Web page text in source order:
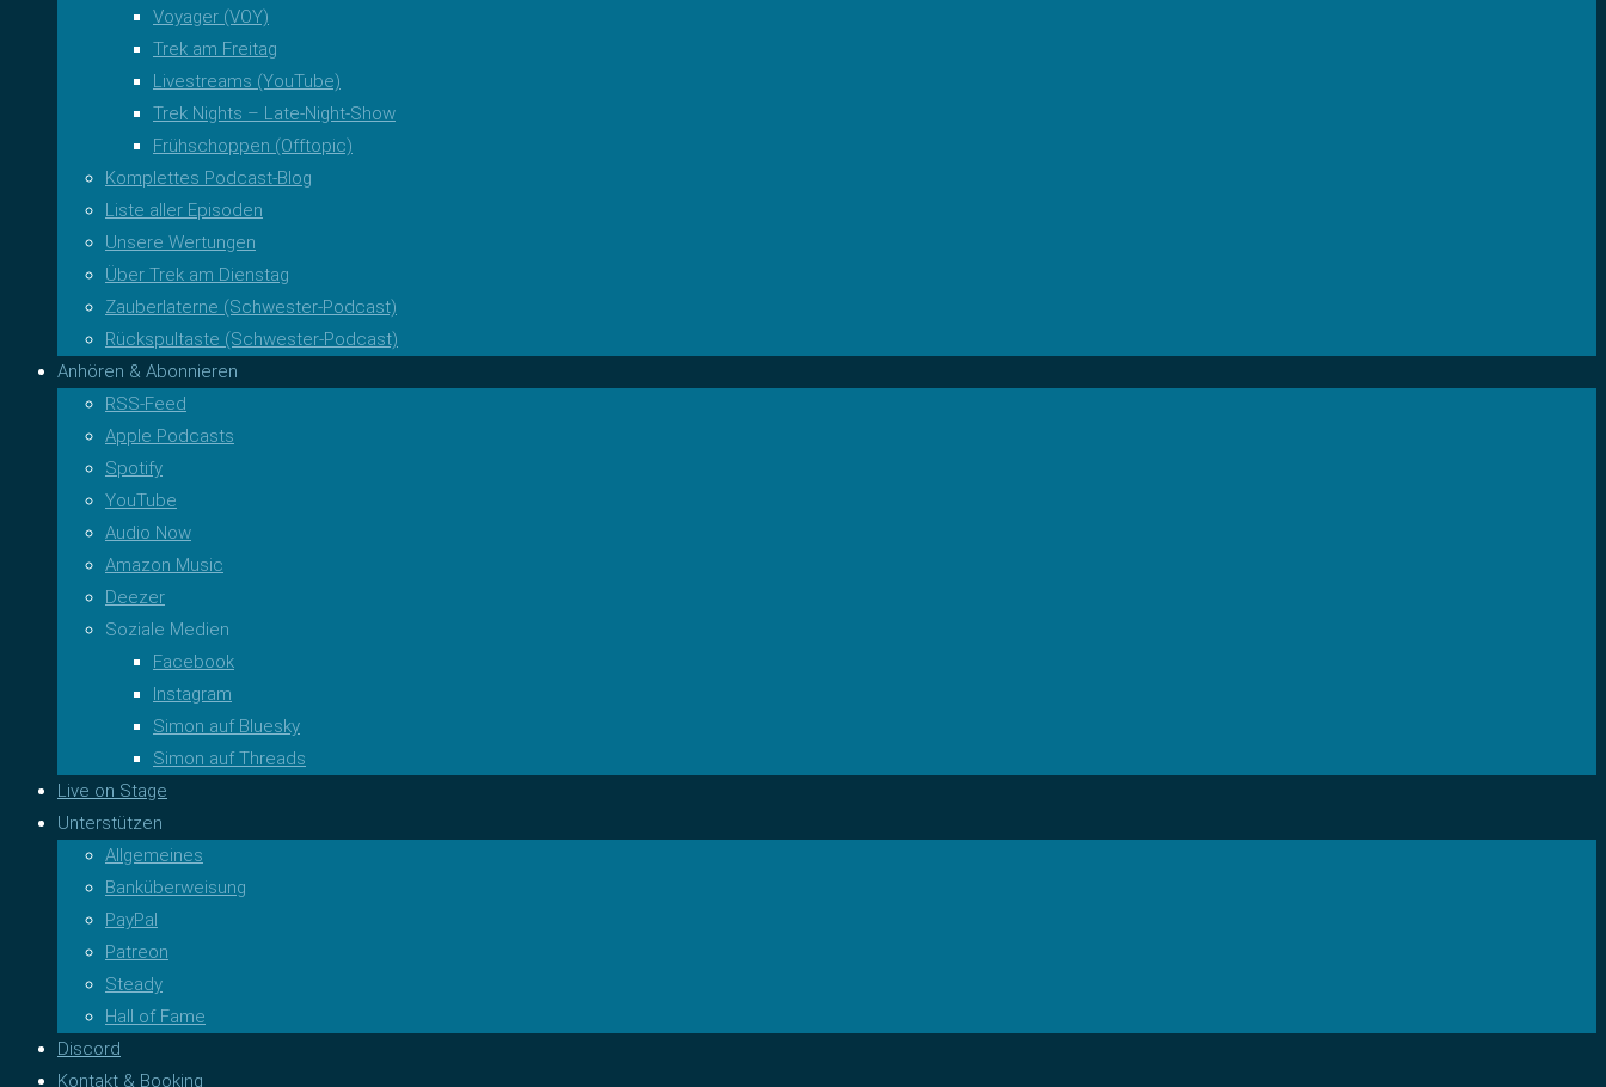
Voyager (VOY)
Trek am Freitag
Livestreams (YouTube)
Trek Nights – Late-Night-Show
Frühschoppen (Offtopic)
Komplettes Podcast-Blog
Liste aller Episoden
Unsere Wertungen
Über Trek am Dienstag
Zauberlaterne (Schwester-Podcast)
Rückspultaste (Schwester-Podcast)
Anhören & Abonnieren
RSS-Feed
Apple Podcasts
Spotify
YouTube
Audio Now
Amazon Music
Deezer
Soziale Medien
Facebook
Instagram
Simon auf Bluesky
Simon auf Threads
Live on Stage
Unterstützen
Allgemeines
Banküberweisung
PayPal
Patreon
Steady
Hall of Fame
Discord
Kontakt & Booking